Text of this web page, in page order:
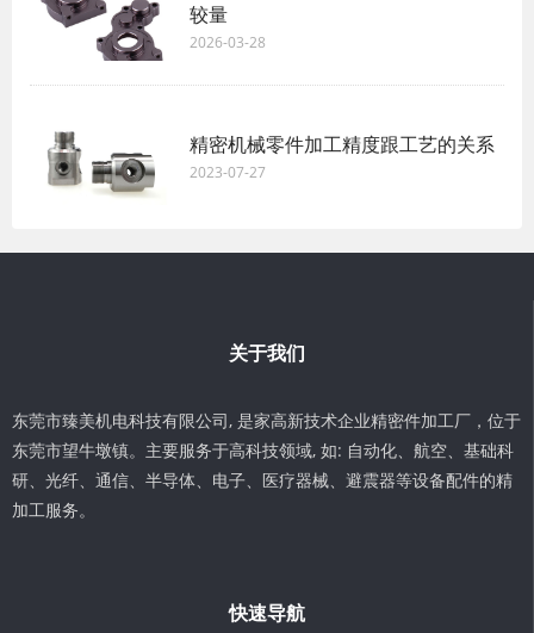
较量
2026-03-28
精密机械零件加工精度跟工艺的关系
2023-07-27
关于我们
东莞市臻美机电科技有限公司, 是家高新技术企业精密件加工厂，位于
东莞市望牛墩镇。主要服务于高科技领域, 如: 自动化、航空、基础科
研、光纤、通信、半导体、电子、医疗器械、避震器等设备配件的精
加工服务。
快速导航